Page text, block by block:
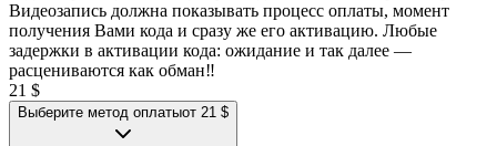
Видеозапись должна показывать процесс оплаты, момент
получения Вами кода и сразу же его активацию. Любые
задержки в активации кода: ожидание и так далее —
расцениваются как обман‼️
21 $
Выберите метод оплатыот 21 $